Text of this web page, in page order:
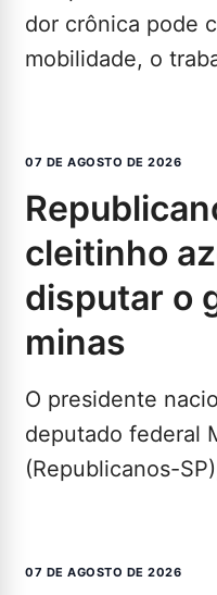
dor crônica pode
mobilidade, o
07 DE AGOSTO DE 2026
republicanos autoriza
cleitinho
disputar o
minas
O presidente
deputado federal
(Republicanos-
07 DE AGOSTO DE 2026